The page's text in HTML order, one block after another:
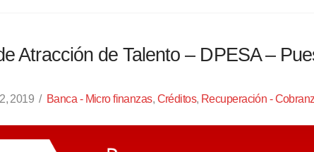
Atracción de Talento – DPESA –
2019 Banca - Micro finanzas, Créditos, Recuperación -